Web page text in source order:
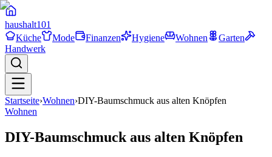
haushalt101
Küche
Mode Finanzen Hygiene Wohnen
Garten
Handwerk
Startseite›Wohnen›DIY-Baumschmuck aus alten Knöpfen
Wohnen
DIY-Baumschmuck aus alten Knöpfen